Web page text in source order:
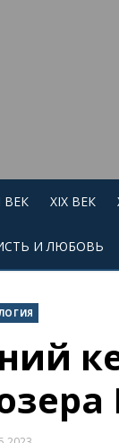
ВЕК XIX ВЕК
И ЛЮБОВЬ